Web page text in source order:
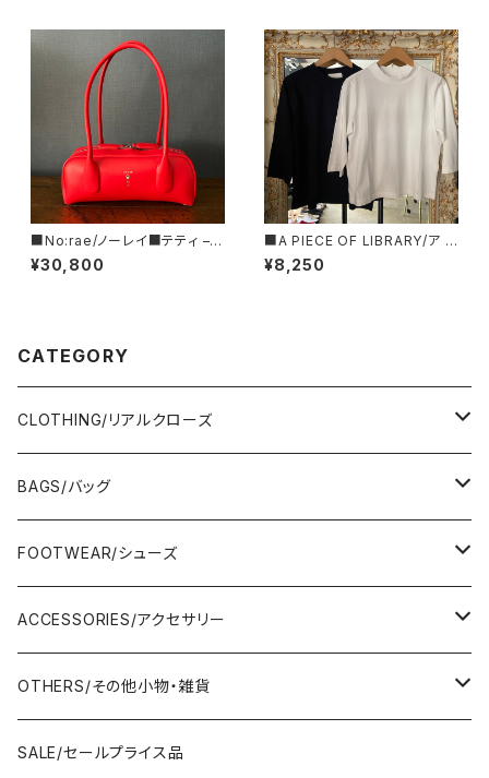
■No:rae/ノーレイ■テティ –
■バゲット型レザーハンドバッグ
■N61-JL-48-LEA
¥30,800
■A PIECE OF LIBRARY/ア ピ
ース オブ ライブラリー■エブリ
ーコットン・ガーデンT■MADE
¥8,250
CATEGORY
CLOTHING/リアルクローズ
TOPS/トップス
Adonisis/アドニシス
AMERICANA/アメリカーナ
BOTOMS/ボトム
Adonisis/アドニシス
amherst/アムハースト
ONE-PIECE/ワンピース
anana/アナナ
J.Sloane/ジェイスロアン
OUTER/アウター
anana/アナナ
BAGS/バッグ
HAND BAG/ハンドバッグ
mononogu/もののぐ
IMPORT/インポート
SHOULDER BAG/ショルダーバッグ
mononogu/もののぐ
IMPORT/インポート
TOTE BAG/トートバッグ
mononogu/もののぐ
OTHERS/その他
FOOTWEAR/シューズ
PUMPS/パンプス
コツコツ
IMPORT/インポート
SANDAL/サンダル
コツコツ
BOOTS/ブーツ
ACCESSORIES/アクセサリー
EARRINGS/イヤリング
RING/指輪
OTHERS/その他小物・雑貨
BELT/ベルト
SALE/セールプライス品